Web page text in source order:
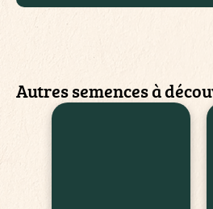
Autres semences à